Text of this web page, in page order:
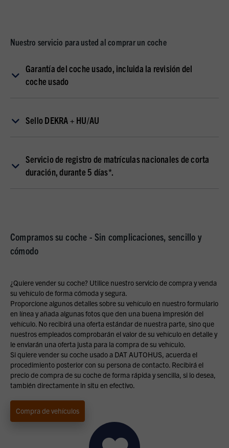
We need your consent!
content. These can collect personal data about your activities.
Please note the details and give your consent.
Nuestro servicio para usted al comprar un coche
Garantía del coche usado, incluida la revisión del
coche usado
Sello DEKRA + HU/AU
Servicio de registro de matrículas nacionales de corta
duración, durante 5 días*.
Compramos su coche - Sin complicaciones, sencillo y
cómodo
¿Quiere vender su coche? Utilice nuestro servicio de compra y venda
su vehículo de forma cómoda y segura.
Proporcione algunos detalles sobre su vehículo en nuestro formulario
en línea y añada algunas fotos que den una buena impresión del
vehículo. No recibirá una oferta estándar de nuestra parte, sino que
nuestros empleados comprobarán el valor de su vehículo en detalle y
le enviarán una oferta justa para la compra de su vehículo.
Si quiere vender su coche usado a DAT AUTOHUS, acuerda el
procedimiento posterior con su persona de contacto. Recibirá el
precio de compra de su coche de forma rápida y sencilla, si lo desea,
también directamente in situ en efectivo.
Compra de vehículos